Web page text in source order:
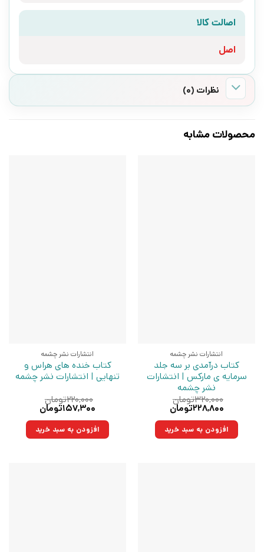
اصالت کالا
اصل
نظرات (0)
محصولات مشابه
انتشارات نشر چشمه
کتاب درآمدی بر سه جلد
سرمایه ی مارکس | انتشارات
نشر چشمه
۳۲۰,۰۰۰تومان
قیمت
۳۲۰,۰۰۰تومان
بود.
۲۲۸,۸۰۰تومان
۲۲۸,۸۰۰تومان.افزودن به سبد خرید
انتشارات نشر چشمه
کتاب خنده های هراس و
تنهایی | انتشارات نشر چشمه
۲۲۰,۰۰۰تومان
قیمت
۲۲۰,۰۰۰تومان
بود.
۱۵۷,۳۰۰تومان
۱۵۷,۳۰۰تومان.افزودن به سبد خرید